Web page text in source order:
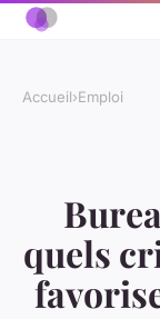
Accueil›Emploi
quels